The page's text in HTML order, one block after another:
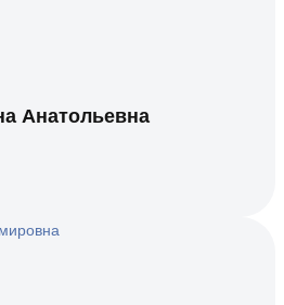
Анатольевна